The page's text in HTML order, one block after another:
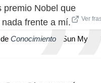
premio Nobel que
frente a mí.
Ver
Conocimiento | Sun